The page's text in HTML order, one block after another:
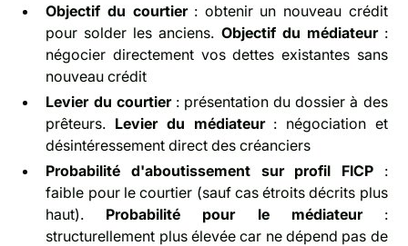
Objectif du courtier: obtenir un nouveau crédit
pour solder les anciens. Objectif du médiateur:
négocier directement vos dettes existantes sans
nouveau crédit
Levier du courtier: présentation du dossier à des
prêteurs. Levier du médiateur: négociation et
désintéressement direct des créanciers
Probabilité d'aboutissement sur profil FICP:
faible pour le courtier (sauf cas étroits décrits plus
haut). Probabilité pour le médiateur:
structurellement plus élevée car ne dépend pas de